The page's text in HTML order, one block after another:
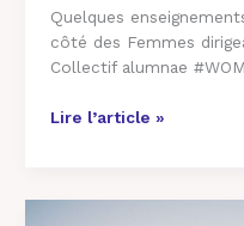
Quelques
côté des Femmes
Collectif alumnae
Lire l’article »